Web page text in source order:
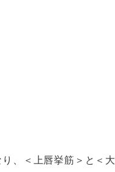
、＜上唇挙筋＞と＜